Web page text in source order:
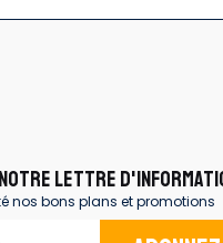
LETTRE
nos bons plans et promotions